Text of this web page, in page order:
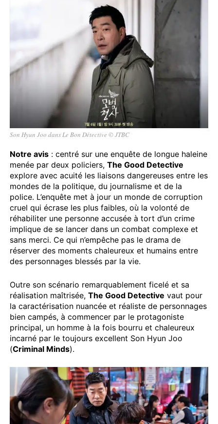
Son Hyun Joo dans Le Bon Détective © JTBC
Notre avis : centré sur une enquête de longue haleine
menée par deux policiers, The Good Detective
explore avec acuité les liaisons dangereuses entre les
mondes de la politique, du journalisme et de la
police. L’enquête met à jour un monde de corruption
cruel qui écrase les plus faibles, où la volonté de
réhabiliter une personne accusée à tort d’un crime
implique de se lancer dans un combat complexe et
sans merci. Ce qui n’empêche pas le drama de
réserver des moments chaleureux et humains entre
des personnages blessés par la vie.
Outre son scénario remarquablement ficelé et sa
réalisation maîtrisée, The Good Detective vaut pour
la caractérisation nuancée et réaliste de personnages
bien campés, à commencer par le protagoniste
principal, un homme à la fois bourru et chaleureux
incarné par le toujours excellent Son Hyun Joo
(Criminal Minds).